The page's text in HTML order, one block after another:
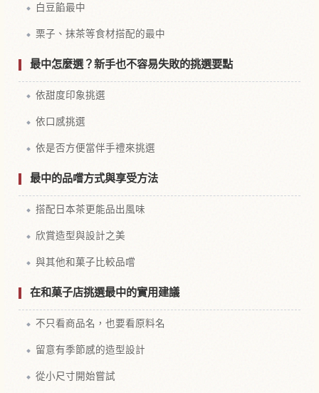
白豆餡最中
栗子、抹茶等食材搭配的最中
最中怎麼選？新手也不容易失敗的挑選要點
依甜度印象挑選
依口感挑選
依是否方便當伴手禮來挑選
最中的品嚐方式與享受方法
搭配日本茶更能品出風味
欣賞造型與設計之美
與其他和菓子比較品嚐
在和菓子店挑選最中的實用建議
不只看商品名，也要看原料名
留意有季節感的造型設計
從小尺寸開始嘗試